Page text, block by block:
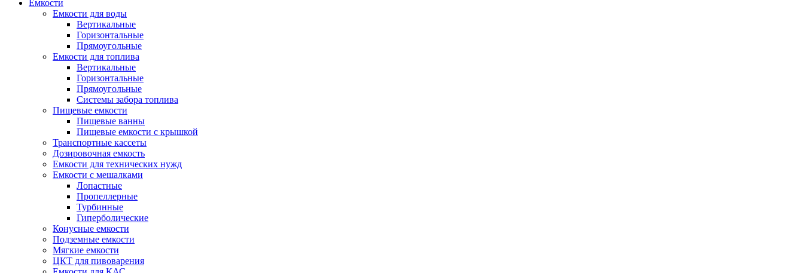
Емкости
Емкости для воды
Вертикальные
Горизонтальные
Прямоугольные
Емкости для топлива
Вертикальные
Горизонтальные
Прямоугольные
Системы забора топлива
Пищевые емкости
Пищевые ванны
Пищевые емкости с крышкой
Транспортные кассеты
Дозировочная емкость
Емкости для технических нужд
Емкости с мешалками
Лопастные
Пропеллерные
Турбинные
Гиперболические
Конусные емкости
Подземные емкости
Мягкие емкости
ЦКТ для пивоварения